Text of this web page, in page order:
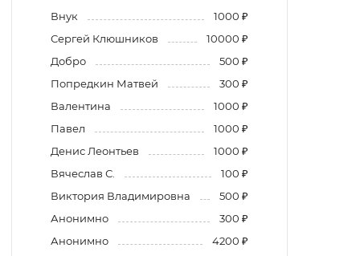
Внук
1000 ₽
Сергей Клюшников
10000 ₽
Добро
500 ₽
Попредкин Матвей
300 ₽
Валентина
1000 ₽
Павел
1000 ₽
Денис Леонтьев
1000 ₽
Вячеслав С.
100 ₽
Виктория Владимировна
500 ₽
Анонимно
300 ₽
Анонимно
4200 ₽